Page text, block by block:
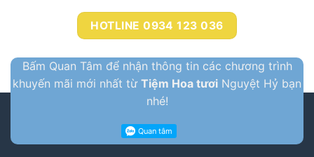
HOTLINE 0934 123 036
Bấm Quan Tâm để nhận thông tin các chương trình
khuyến mãi mới nhất từ Tiệm Hoa tươi Nguyệt Hỷ bạn
nhé!